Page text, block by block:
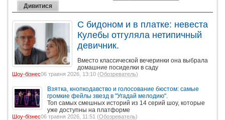
С бидоном и в платке: невеста
Кулебы отгуляла нетипичный
девичник.
Вместо классической вечеринки она выбрала
домашние посиделки в саду
Шоу-бізнес06 травня 2026, 13:10 (Обозреватель)
Взятка, кнопкодавство и голосование бюстом: самые
громкие фейлы звезд в "Угадай мелодию".
Топ самых смешных историй из 14 серий шоу, которые
уже доступны на платформе
Шоу-бізнес06 травня 2026, 11:51 (Обозреватель)